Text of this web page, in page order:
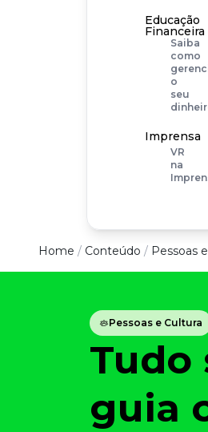
Educação
Financeira
Saiba
como
o
seu
Imprensa
VR
na
Conteúdo
Todas as categorias
Confira nossos conteúdos
Empreendedorismo
Legislação
Fique por dentro da lei
Home / Conteúdo / Pessoas
Pessoas e Cultura
Tudo
guia